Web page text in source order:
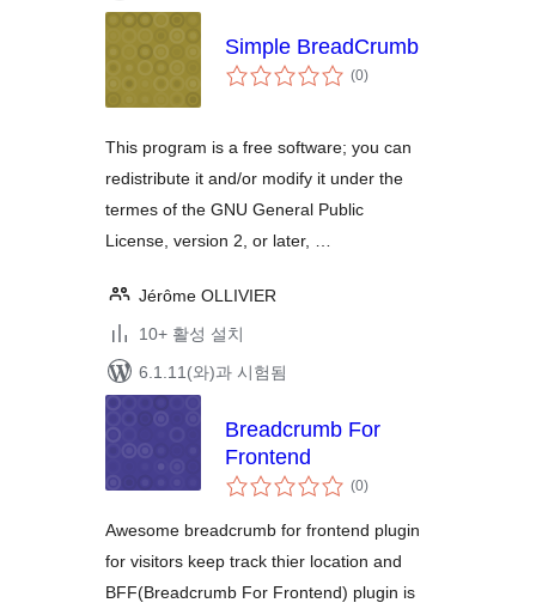
Simple BreadCrumb
(0전
체)
This program is a free software; you can
redistribute it and/or modify it under the
termes of the GNU General Public
License, version 2, or later, …
Jérôme OLLIVIER
10+ 활성 설치
6.1.11(와)과 시험됨
Breadcrumb For
Frontend
(0전
체
점
)
Awesome breadcrumb for frontend plugin
for visitors keep track thier location and
BFF(Breadcrumb For Frontend) plugin is